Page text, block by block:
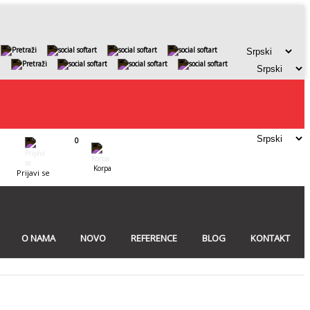
Prijavi se
0
Korpa
O NAMA NOVO REFERENCE BLOG KONTAKT